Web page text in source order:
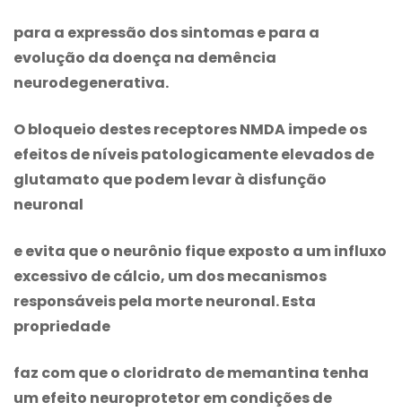
para a expressão dos sintomas e para a
evolução da doença na demência
neurodegenerativa.
O bloqueio destes receptores NMDA impede os
efeitos de níveis patologicamente elevados de
glutamato que podem levar à disfunção
neuronal
e evita que o neurônio fique exposto a um influxo
excessivo de cálcio, um dos mecanismos
responsáveis pela morte neuronal. Esta
propriedade
faz com que o cloridrato de memantina tenha
um efeito neuroprotetor em condições de